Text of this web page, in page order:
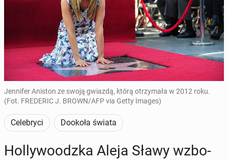
Jennifer Aniston ze swoją gwiazdą, którą otrzymała w 2012 roku.
(Fot. FREDERIC J. BROWN/AFP via Getty Images)
Celebryci Dookoła świata
Hol­ly­wo­odz­ka Aleja Sławy wzbo­